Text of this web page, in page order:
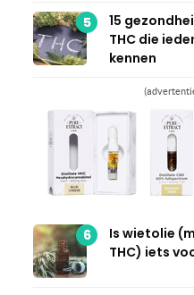
5
15
THC die
kennen
6
Is wietolie
THC) iets